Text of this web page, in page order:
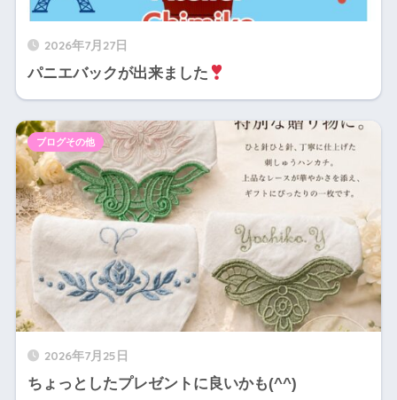
2026年7月27日
パニエバックが出来ました
2026年7月25日
ちょっとしたプレゼントに良いかも(^^)
ブログその他